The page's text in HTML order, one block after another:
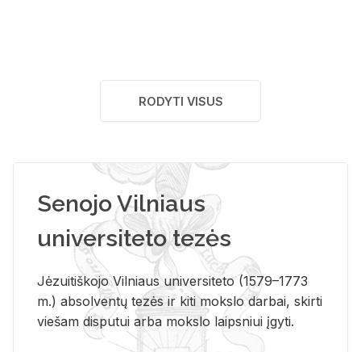
RODYTI VISUS
Senojo Vilniaus
universiteto tezės
Jėzuitiškojo Vilniaus universiteto (1579–1773
m.) absolventų tezės ir kiti mokslo darbai, skirti
viešam disputui arba mokslo laipsniui įgyti.